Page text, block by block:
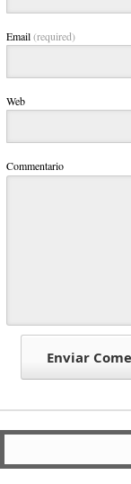
Email(required)
Web
Commentario